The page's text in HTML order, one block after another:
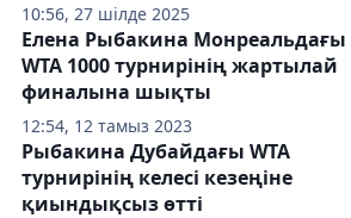
10:56, 27 шілде 2025
12:54, 12 тамыз 2023
Елена Рыбакина Монреальдағы
WTA 1000 турнирінің жартылай
финалына шықты
Рыбакина Дубайдағы WTA
турнирінің келесі кезеңіне
қиындықсыз өтті